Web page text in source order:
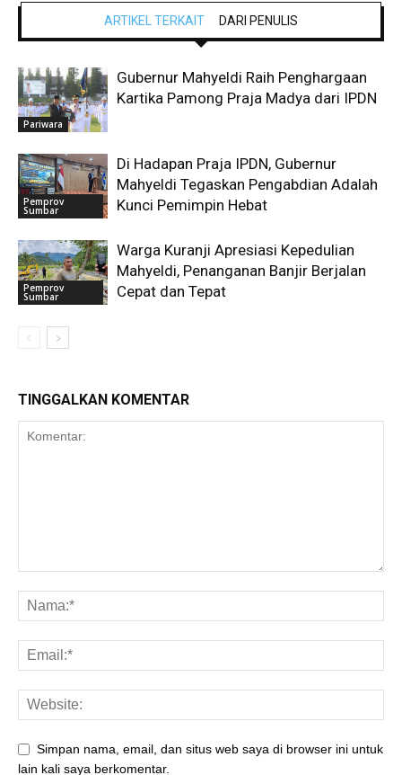
ARTIKEL TERKAIT DARI PENULIS
Pariwara
Gubernur Mahyeldi Raih Penghargaan
Kartika Pamong Praja Madya dari IPDN
Pemprov
Sumbar
Di Hadapan Praja IPDN, Gubernur
Mahyeldi Tegaskan Pengabdian Adalah
Kunci Pemimpin Hebat
Pemprov
Sumbar
Warga Kuranji Apresiasi Kepedulian
Mahyeldi, Penanganan Banjir Berjalan
Cepat dan Tepat
TINGGALKAN KOMENTAR
Simpan nama, email, dan situs web saya di browser ini untuk
lain kali saya berkomentar.